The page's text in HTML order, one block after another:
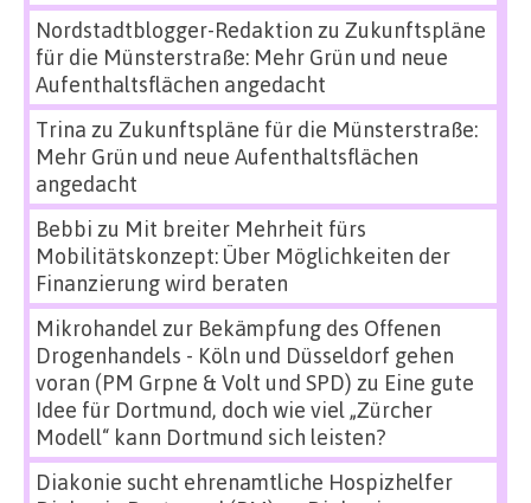
Nordstadtblogger-Redaktion zu Zukunftspläne
für die Münsterstraße: Mehr Grün und neue
Aufenthaltsflächen angedacht
Trina zu Zukunftspläne für die Münsterstraße:
Mehr Grün und neue Aufenthaltsflächen
angedacht
Bebbi zu Mit breiter Mehrheit fürs
Mobilitätskonzept: Über Möglichkeiten der
Finanzierung wird beraten
Mikrohandel zur Bekämpfung des Offenen
Drogenhandels - Köln und Düsseldorf gehen
voran (PM Grpne & Volt und SPD) zu Eine gute
Idee für Dortmund, doch wie viel „Zürcher
Modell“ kann Dortmund sich leisten?
Diakonie sucht ehrenamtliche Hospizhelfer